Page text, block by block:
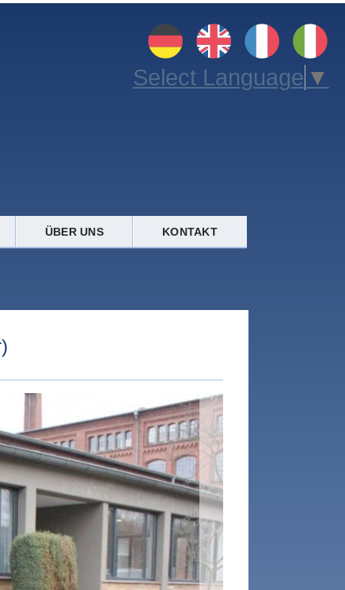
Select Language ▼
ÜBER UNS KONTAKT